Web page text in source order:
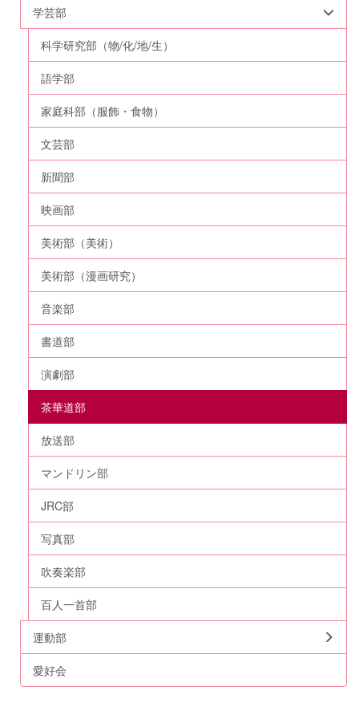
学芸部
科学研究部（物/化/地/生）
語学部
家庭科部（服飾・食物）
文芸部
新聞部
映画部
美術部（美術）
美術部（漫画研究）
音楽部
書道部
演劇部
茶華道部
放送部
マンドリン部
JRC部
写真部
吹奏楽部
百人一首部
運動部
愛好会